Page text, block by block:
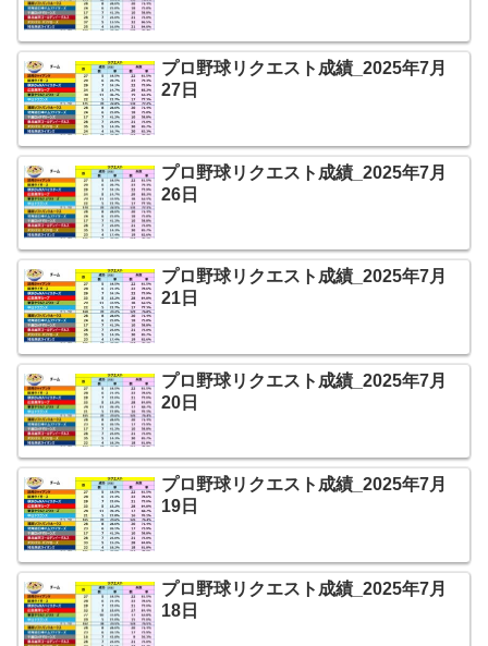
プロ野球リクエスト成績_2025年7月
27日
プロ野球リクエスト成績_2025年7月
26日
プロ野球リクエスト成績_2025年7月
21日
プロ野球リクエスト成績_2025年7月
20日
プロ野球リクエスト成績_2025年7月
19日
プロ野球リクエスト成績_2025年7月
18日